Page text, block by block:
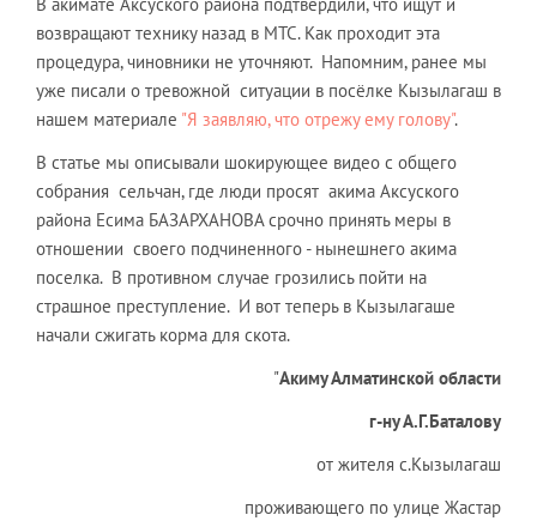
возвращают технику назад в МТС. Как проходит эта
процедура, чиновники не уточняют. Напомним, ранее мы
уже писали о тревожной ситуации в посёлке Кызылагаш в
нашем материале "Я заявляю, что отрежу ему голову".
В статье мы описывали шокирующее видео с общего
собрания сельчан, где люди просят акима Аксуского
района Есима БАЗАРХАНОВА срочно принять меры в
отношении своего подчиненного - нынешнего акима
поселка. В противном случае грозились пойти на
страшное преступление. И вот теперь в Кызылагаше
начали сжигать корма для скота.
"Акиму Алматинской области
г-ну А.Г.Баталову
от жителя с.Кызылагаш
проживающего по улице Жастар